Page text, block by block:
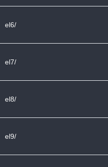
el6/
el7/
el8/
el9/